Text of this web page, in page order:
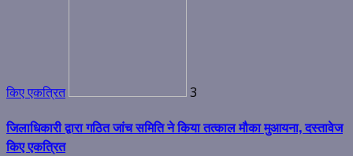
किए एकत्रित 3
जिलाधिकारी द्वारा गठित जांच समिति ने किया तत्काल मौका मुआयना, दस्तावेज
किए एकत्रित